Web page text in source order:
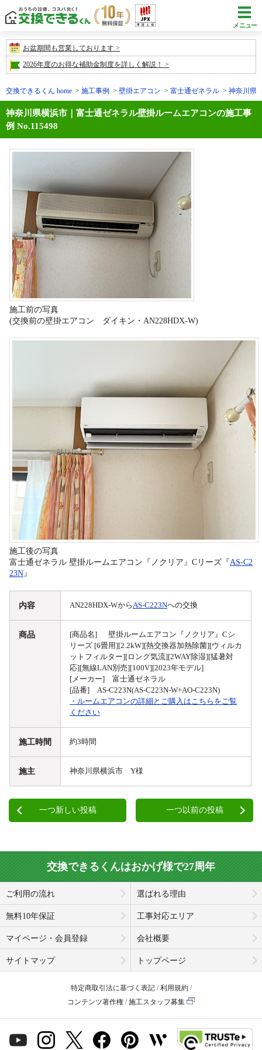
メニュー
お盆期間も営業しております
2026年度のお得な補助金制度を詳しく解説！
交換できるくん home 施工事例 壁掛エアコン 富士通ゼネラル 神奈川県
神奈川県横浜市｜富士通ゼネラル壁掛ルームエアコンの施工事
例 No.115498
施工前の写真
(交換前の壁掛エアコン ダイキン・AN228HDX-W)
施工後の写真
富士通ゼネラル 壁掛ルームエアコン『ノクリア』Cリーズ『 AS-C2
23N 』
内容 AN228HDX-WからAS-C223Nへの交換
商品
[商品名] 壁掛ルームエアコン『ノクリア』Cシ
リーズ [6畳用][2.2kW][熱交換器加熱除菌][ウィルカ
ットフィルター][ロング気流][2WAY除湿][猛暑対
応][無線LAN別売][100V][2023年モデル]
[メーカー] 富士通ゼネラル
[品番] AS-C223N(AS-C223N-W+AO-C223N)
・ルームエアコンの詳細とご購入はこちらをご覧
ください
施工時間 約3時間
施主 神奈川県横浜市 Y様
一つ新しい投稿 一つ以前の投稿
交換できるくんはおかげ様で27周年
ご利用の流れ 選ばれる理由
無料10年保証 工事対応エリア
マイページ・会員登録 会社概要
サイトマップ トップページ
特定商取引法に基づく表記
利用規約
コンテンツ著作権
施工スタッフ募集